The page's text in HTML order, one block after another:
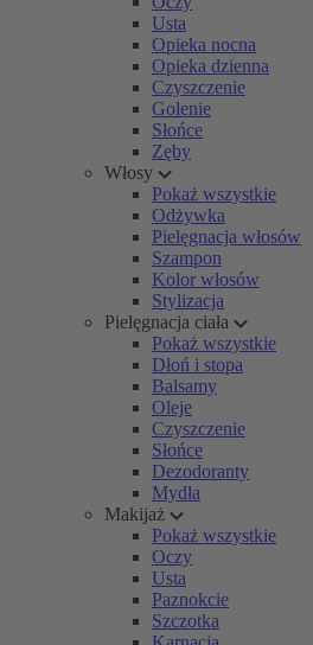
Usta
Opieka nocna
Opieka dzienna
Czyszczenie
Golenie
Słońce
Zęby
Włosy
Pokaż wszystkie
Odżywka
Pielęgnacja włosów
Szampon
Kolor włosów
Stylizacja
Pielęgnacja ciała
Pokaż wszystkie
Dłoń i stopa
Balsamy
Oleje
Czyszczenie
Słońce
Dezodoranty
Mydła
Makijaż
Pokaż wszystkie
Oczy
Usta
Paznokcie
Szczotka